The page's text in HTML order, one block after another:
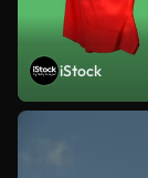
iStock